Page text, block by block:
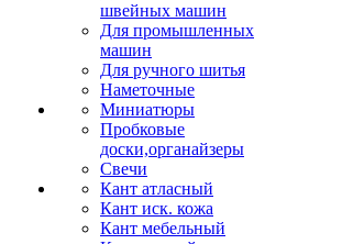
швейных машин
Для промышленных
машин
Для ручного шитья
Наметочные
Миниатюры
Пробковые
доски,органайзеры
Свечи
Кант атласный
Кант иск. кожа
Кант мебельный